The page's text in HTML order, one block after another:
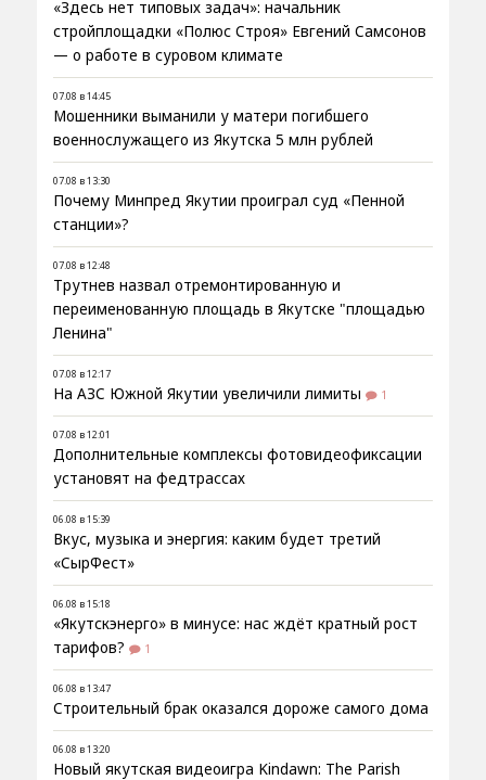
«Здесь нет типовых задач»: начальник
стройплощадки «Полюс Строя» Евгений Самсонов
— о работе в суровом климате
07.08 в 14:45
Мошенники выманили у матери погибшего
военнослужащего из Якутска 5 млн рублей
07.08 в 13:30
Почему Минпред Якутии проиграл суд «Пенной
станции»?
07.08 в 12:48
Трутнев назвал отремонтированную и
переименованную площадь в Якутске "площадью
Ленина"
07.08 в 12:17
На АЗС Южной Якутии увеличили лимиты 1
07.08 в 12:01
Дополнительные комплексы фотовидеофиксации
установят на федтрассах
06.08 в 15:39
Вкус, музыка и энергия: каким будет третий
«СырФест»
06.08 в 15:18
«Якутскэнерго» в минусе: нас ждёт кратный рост
тарифов?
1
06.08 в 13:47
Строительный брак оказался дороже самого дома
06.08 в 13:20
Новый якутская видеоигра Kindawn: The Parish